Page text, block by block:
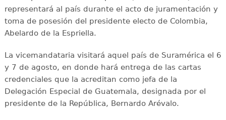
representará al país durante el acto de juramentación y
toma de posesión del presidente electo de Colombia,
Abelardo de la Espriella.
La vicemandataria visitará aquel país de Suramérica el 6
y 7 de agosto, en donde hará entrega de las cartas
credenciales que la acreditan como jefa de la
Delegación Especial de Guatemala, designada por el
presidente de la República, Bernardo Arévalo.